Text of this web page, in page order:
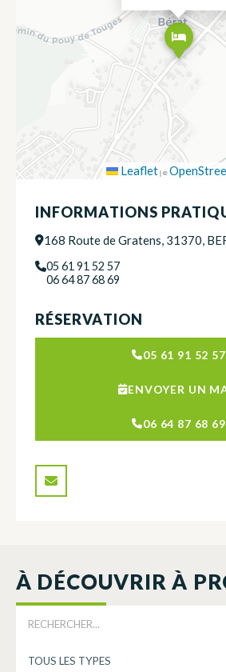
Leaflet|©
INFORMATIONS
168 Route de Gratens, 31370,
05 61 91 52 57
06 64 87 68 69
RÉSERVATION
05 61 91 52 57
ENVOYER UN
06 64 87 68 69
À DÉCOUVRIR À